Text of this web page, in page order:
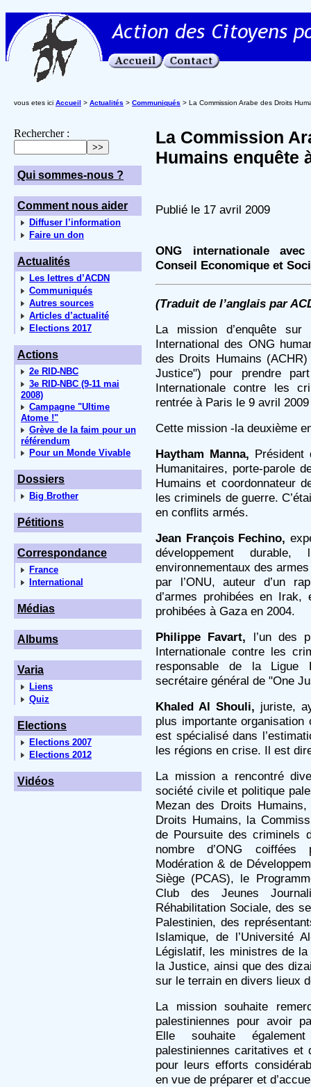
vous etes ici Accueil > Actualités > Communiqués > La Commission Arabe des Droits
Rechercher :
Qui sommes-nous ?
Comment nous aider
Diffuser l’information
Faire un don
Actualités
Les lettres d’ACDN
Communiqués
Autres sources
Articles d’actualité
Elections 2017
Actions
2e RID-NBC
3e RID-NBC (9-11 mai
2008)
Campagne "Ultime
Atome !"
Grève de la faim pour un
référendum
Pour un Monde Vivable
Dossiers
Big Brother
Pétitions
Correspondance
France
International
Médias
Albums
Varia
Liens
Quiz
Elections
Elections 2007
Elections 2012
Vidéos
La Commission
Humains enquête
Publié le 17 avril 2009
ONG internationale
Conseil Economique et
(Traduit de l’anglais par
La mission d’enquête
International des ONG
des Droits Humains
Justice") pour prendre
Internationale contre les
rentrée à Paris le 9 avril
Cette mission -la deuxième
Haytham Manna, Président
Humanitaires, porte-parole
Humains et coordonnateur
les criminels de guerre.
en conflits armés.
Jean François Fechino,
développement
environnementaux des
par l’ONU, auteur d’un
d’armes prohibées en Irak,
prohibées à Gaza en 2004.
Philippe Favart, l’un des
Internationale contre les
responsable de la Ligue
secrétaire général de "One
Khaled Al Shouli, juriste,
plus importante
est spécialisé dans
les régions en crise. Il est
La mission a rencontré
société civile et politique
Mezan des Droits
Droits Humains, la
de Poursuite des criminels
nombre d’ONG coiffées
Modération & de
Siège (PCAS), le
Club des Jeunes
Réhabilitation Sociale, des
Palestinien, des
Islamique, de l’Université
Législatif, les ministres de
la Justice, ainsi que des
sur le terrain en divers lieux
La mission souhaite
palestiniennes pour avoir
Elle souhaite
palestiniennes caritatives et
pour leurs efforts
en vue de préparer et